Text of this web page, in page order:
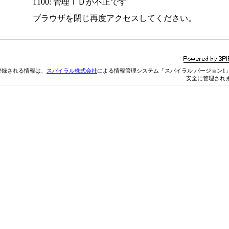
1100: 管理ＩＤが不正です
ブラウザを閉じ再度アクセスしてください。
される情報は、 スパイラル株式会社による情報管理システム「スパイラル バージョン1
安全に管理され